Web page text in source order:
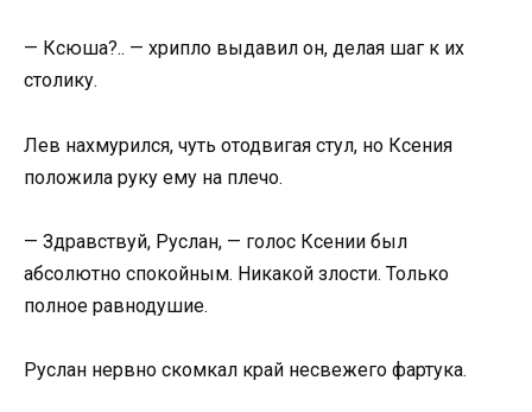
— Ксюша?.. — хрипло выдавил он, делая шаг к их
столику.
Лев нахмурился, чуть отодвигая стул, но Ксения
положила руку ему на плечо.
— Здравствуй, Руслан, — голос Ксении был
абсолютно спокойным. Никакой злости. Только
полное равнодушие.
Руслан нервно скомкал край несвежего фартука.